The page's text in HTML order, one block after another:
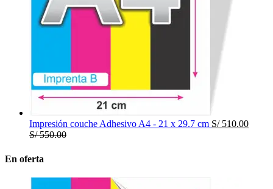
Impresión couche Adhesivo A4 - 21 x 29.7 cm S/510.00
S/550.00
En oferta